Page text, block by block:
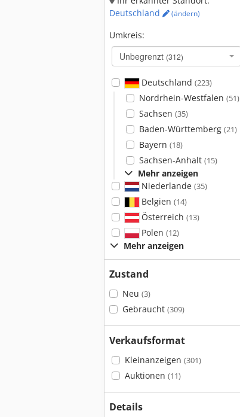
Deutschland
(ändern)
Umkreis:
Unbegrenzt (312)
Deutschland (223)
Nordrhein-Westfalen (51)
Sachsen (35)
Baden-Württemberg (21)
Bayern (18)
Sachsen-Anhalt (15)
Mehr anzeigen
Niederlande (35)
Belgien (14)
Österreich (13)
Polen (12)
Mehr anzeigen
Zustand
Neu (3)
Gebraucht (309)
Verkaufsformat
Kleinanzeigen (301)
Auktionen (11)
Details